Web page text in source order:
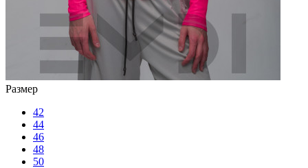
Размер
42
44
46
48
50